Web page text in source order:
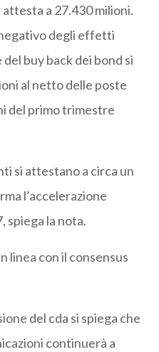
a 27.430 milioni.
degli effetti
buy back dei bond si
al netto delle poste
del primo trimestre
si attestano a circa un
l’accelerazione
spiega la nota.
linea con il consensus
del cda si spiega che
continuerà a